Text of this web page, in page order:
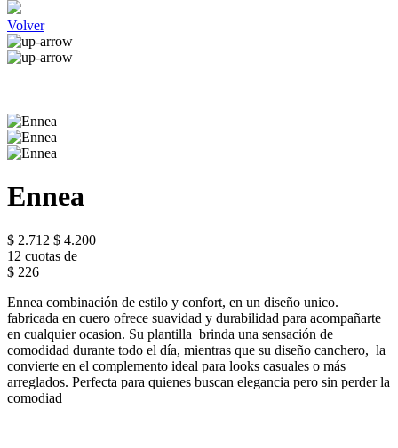
Volver
Ennea
$ 2.712 $ 4.200
12 cuotas de
$ 226
Ennea combinación de estilo y confort, en un diseño unico.
fabricada en cuero ofrece suavidad y durabilidad para acompañarte
en cualquier ocasion. Su plantilla brinda una sensación de
comodidad durante todo el día, mientras que su diseño canchero, la
convierte en el complemento ideal para looks casuales o más
arreglados. Perfecta para quienes buscan elegancia pero sin perder la
comodiad